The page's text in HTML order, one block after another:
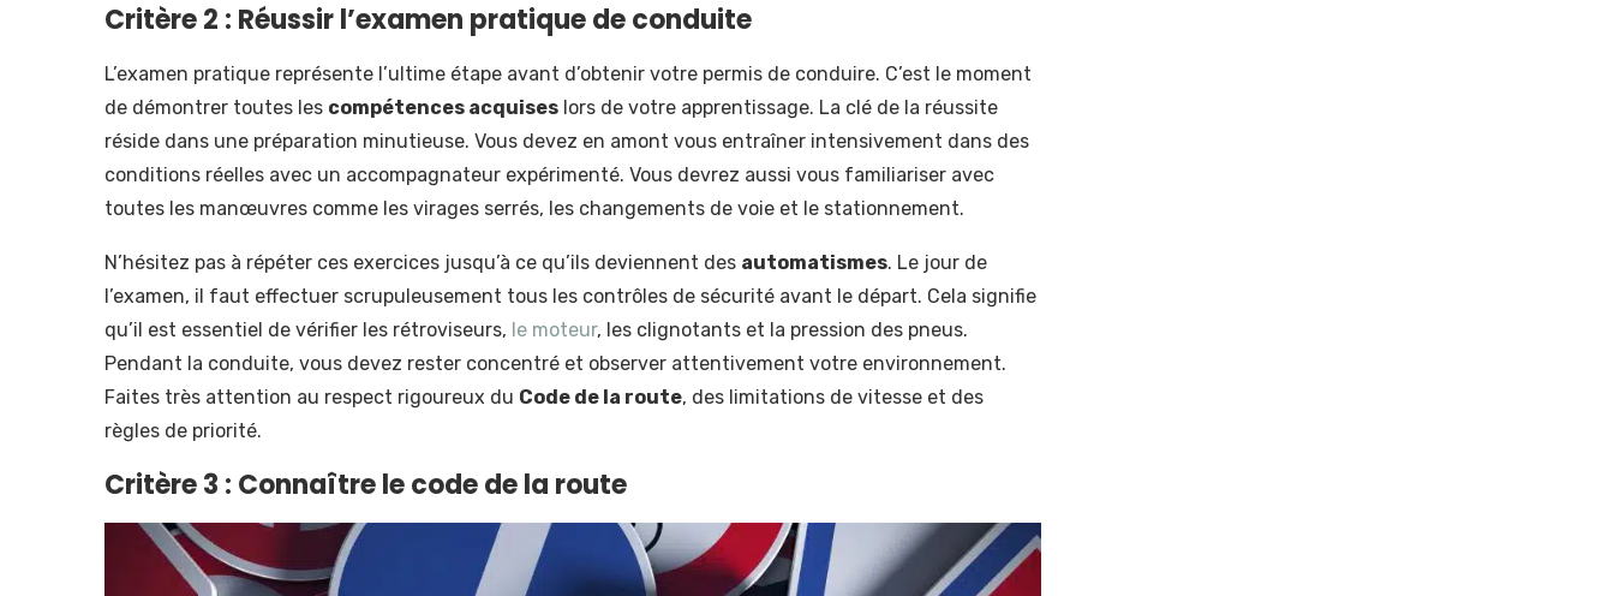
Critère 2 : Réussir l’examen pratique de conduite
L’examen pratique représente l’ultime étape avant d’obtenir votre permis de conduire. C’est le moment
de démontrer toutes les compétences acquises lors de votre apprentissage. La clé de la réussite
réside dans une préparation minutieuse. Vous devez en amont vous entraîner intensivement dans des
conditions réelles avec un accompagnateur expérimenté. Vous devrez aussi vous familiariser avec
toutes les manœuvres comme les virages serrés, les changements de voie et le stationnement.
N’hésitez pas à répéter ces exercices jusqu’à ce qu’ils deviennent des automatismes. Le jour de
l’examen, il faut effectuer scrupuleusement tous les contrôles de sécurité avant le départ. Cela signifie
qu’il est essentiel de vérifier les rétroviseurs, le moteur, les clignotants et la pression des pneus.
Pendant la conduite, vous devez rester concentré et observer attentivement votre environnement.
Faites très attention au respect rigoureux du Code de la route, des limitations de vitesse et des
règles de priorité.
Critère 3 : Connaître le code de la route